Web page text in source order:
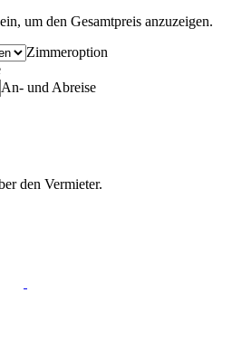
um den Gesamtpreis anzuzeigen.
Zimmeroption
An- und Abreise
den Vermieter.